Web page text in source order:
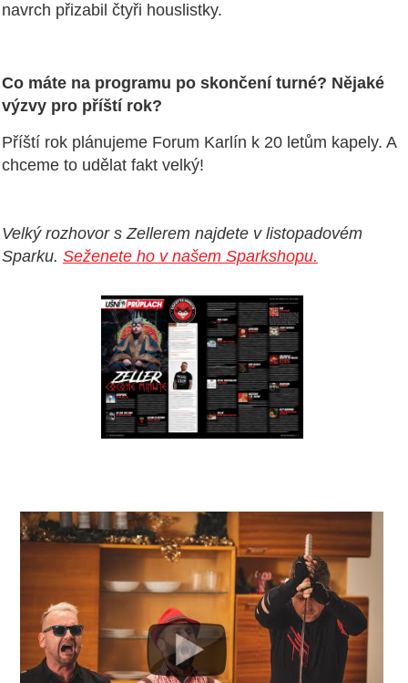
navrch přizabil čtyři houslistky.
Co máte na programu po skončení turné? Nějaké
výzvy pro příští rok?
Příští rok plánujeme Forum Karlín k 20 letům kapely. A
chceme to udělat fakt velký!
Velký rozhovor s Zellerem najdete v listopadovém
Sparku. Seženete ho v našem Sparkshopu.